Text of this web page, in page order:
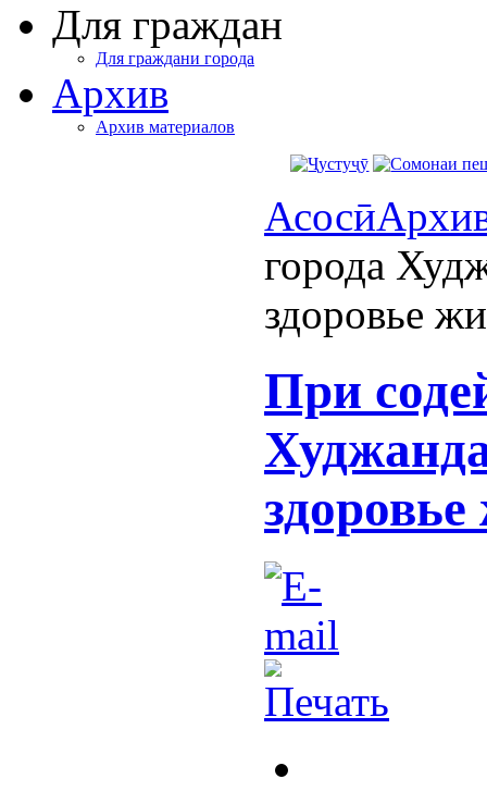
Для граждан
Для граждани города
Архив
Архив материалов
Асосӣ
города
здоровье
При